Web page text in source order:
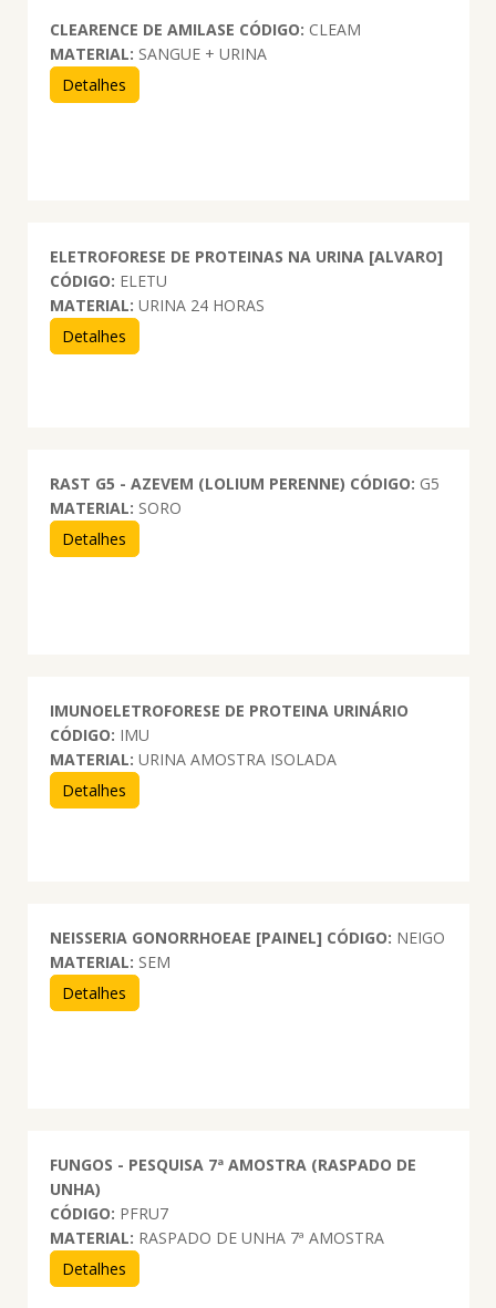
CLEARENCE DE AMILASE CÓDIGO: CLEAM
MATERIAL: SANGUE + URINA
Detalhes
ELETROFORESE DE PROTEINAS NA URINA [ALVARO]
CÓDIGO: ELETU
MATERIAL: URINA 24 HORAS
Detalhes
RAST G5 - AZEVEM (LOLIUM PERENNE) CÓDIGO: G5
MATERIAL: SORO
Detalhes
IMUNOELETROFORESE DE PROTEINA URINÁRIO
CÓDIGO: IMU
MATERIAL: URINA AMOSTRA ISOLADA
Detalhes
NEISSERIA GONORRHOEAE [PAINEL] CÓDIGO: NEIGO
MATERIAL: SEM
Detalhes
FUNGOS - PESQUISA 7ª AMOSTRA (RASPADO DE
UNHA)
CÓDIGO: PFRU7
MATERIAL: RASPADO DE UNHA 7ª AMOSTRA
Detalhes